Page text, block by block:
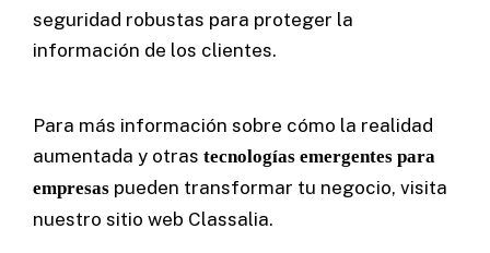
seguridad robustas para proteger la
información de los clientes.
Para más información sobre cómo la realidad
aumentada y otras tecnologías emergentes para
empresas pueden transformar tu negocio, visita
nuestro sitio web Classalia.